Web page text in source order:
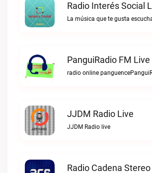
Radio Interés Social
PanguiRadio FM Live
radio online
JJDM Radio Live
JJDM Radio live